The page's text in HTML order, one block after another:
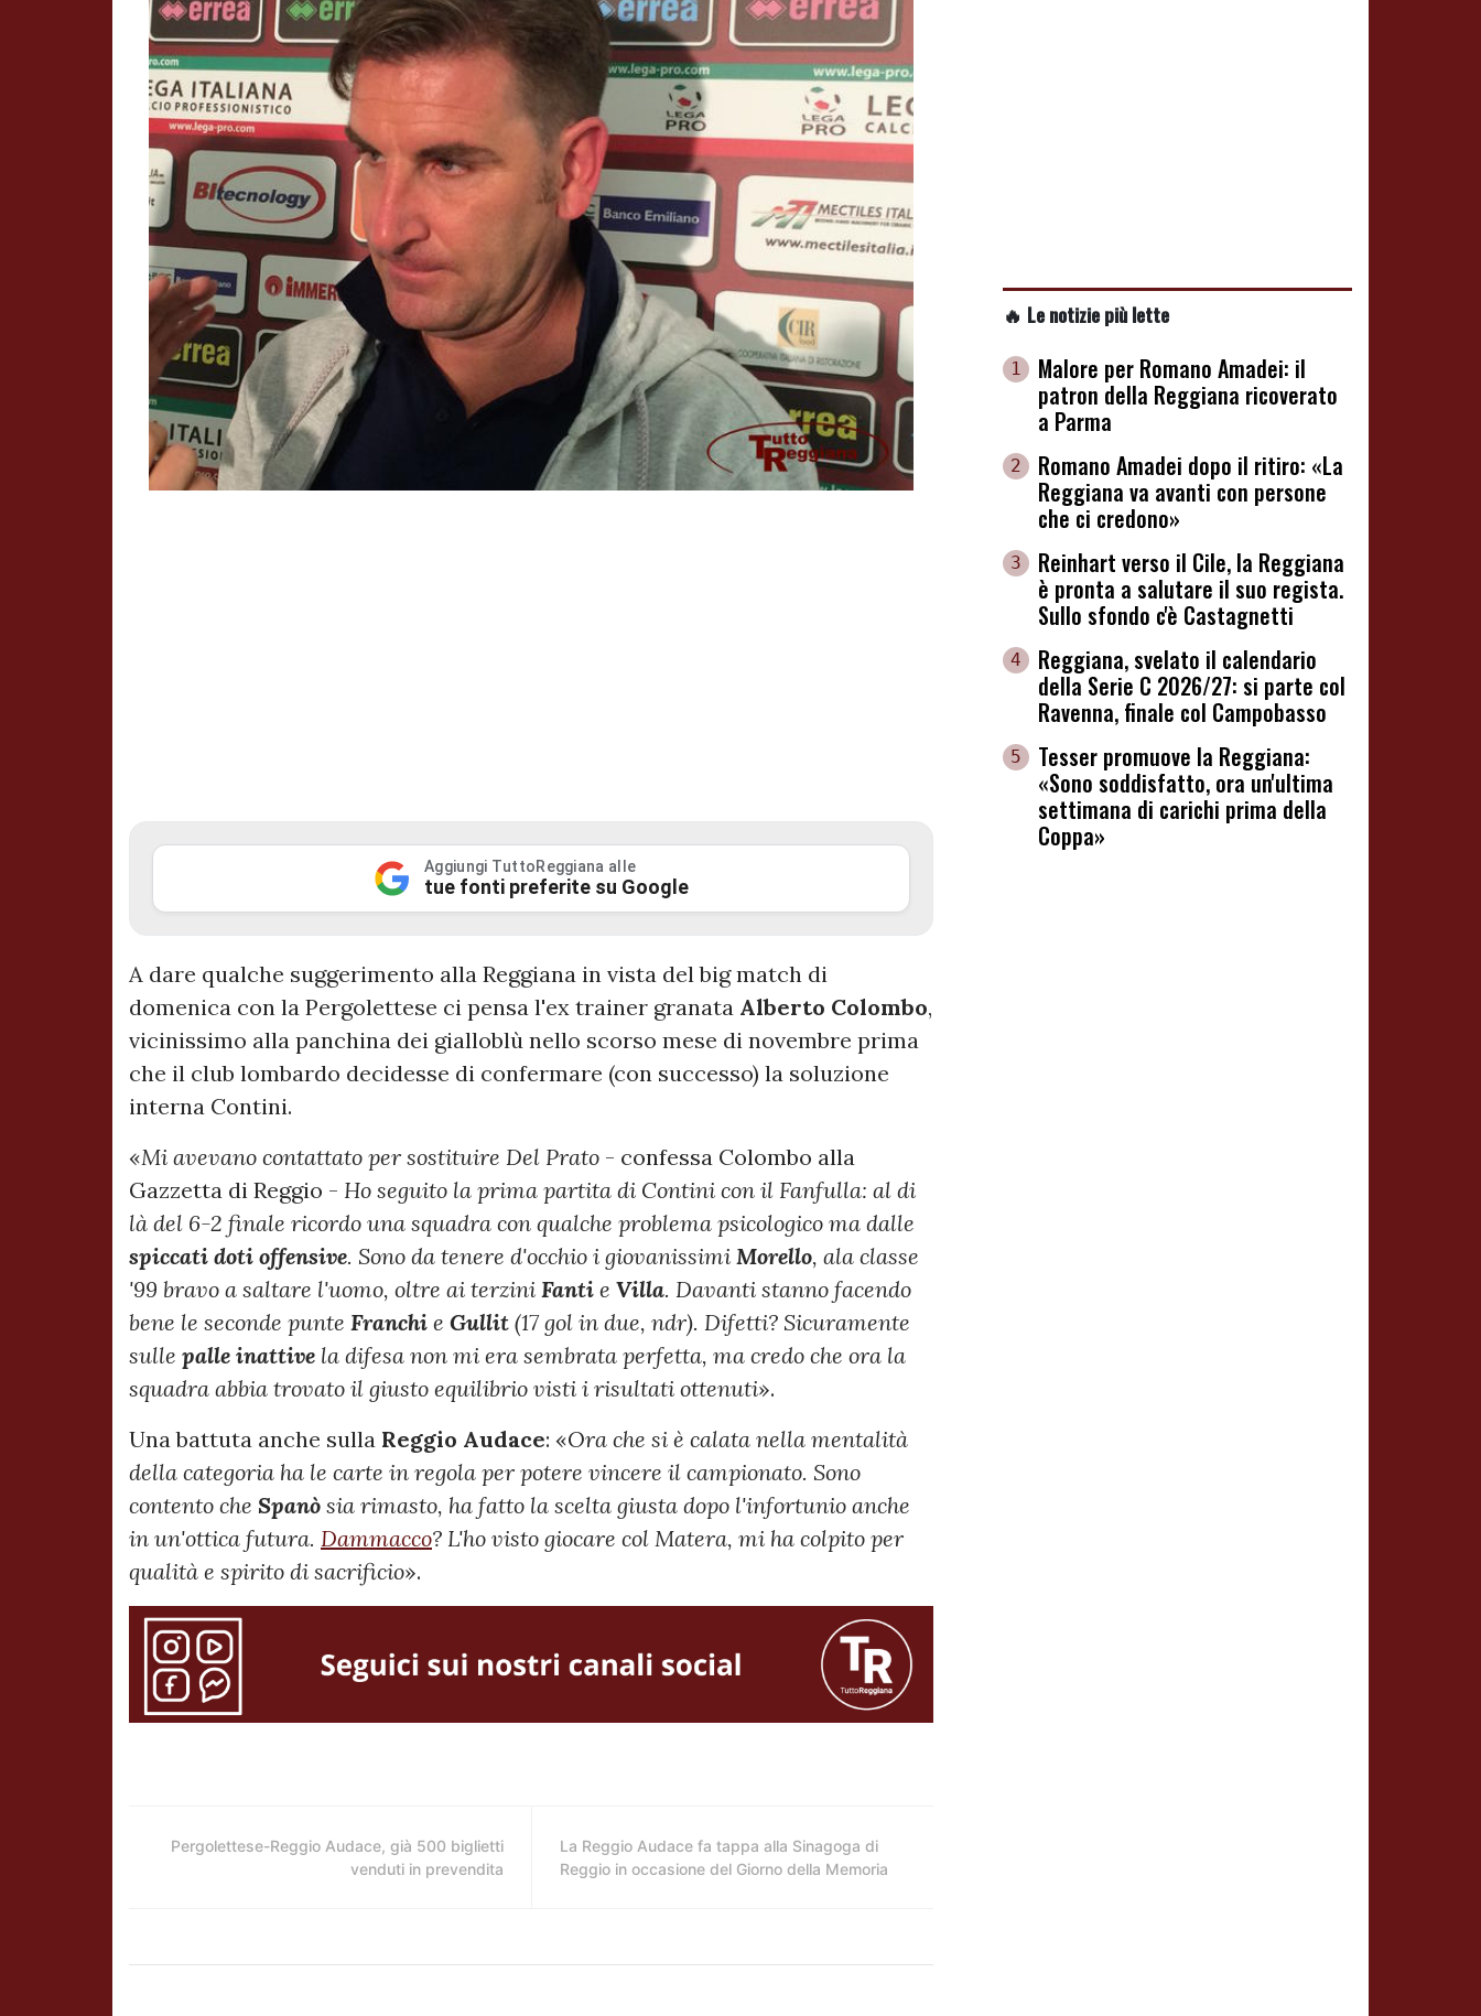
Aggiungi TuttoReggiana alle
tue fonti preferite su Google
A dare qualche suggerimento alla Reggiana in vista del big match di
domenica con la Pergolettese ci pensa l'ex trainer granata Alberto Colombo,
vicinissimo alla panchina dei gialloblù nello scorso mese di novembre prima
che il club lombardo decidesse di confermare (con successo) la soluzione
interna Contini.
«Mi avevano contattato per sostituire Del Prato - confessa Colombo alla
Gazzetta di Reggio - Ho seguito la prima partita di Contini con il Fanfulla: al di
là del 6-2 finale ricordo una squadra con qualche problema psicologico ma dalle
spiccati doti offensive. Sono da tenere d'occhio i giovanissimi Morello, ala classe
'99 bravo a saltare l'uomo, oltre ai terzini Fanti e Villa. Davanti stanno facendo
bene le seconde punte Franchi e Gullit (17 gol in due, ndr). Difetti? Sicuramente
sulle palle inattive la difesa non mi era sembrata perfetta, ma credo che ora la
squadra abbia trovato il giusto equilibrio visti i risultati ottenuti».
Una battuta anche sulla Reggio Audace: «Ora che si è calata nella mentalità
della categoria ha le carte in regola per potere vincere il campionato. Sono
contento che Spanò sia rimasto, ha fatto la scelta giusta dopo l'infortunio anche
in un'ottica futura. Dammacco? L'ho visto giocare col Matera, mi ha colpito per
qualità e spirito di sacrificio».
Pergolettese-Reggio Audace, già 500 biglietti
venduti in prevendita
La Reggio Audace fa tappa alla Sinagoga di
Reggio in occasione del Giorno della Memoria
🔥 Le notizie più lette
1
Malore per Romano Amadei: il
patron della Reggiana ricoverato
a Parma
2
Romano Amadei dopo il ritiro: «La
Reggiana va avanti con persone
che ci credono»
3
Reinhart verso il Cile, la Reggiana
è pronta a salutare il suo regista.
Sullo sfondo c'è Castagnetti
4
Reggiana, svelato il calendario
della Serie C 2026/27: si parte col
Ravenna, finale col Campobasso
5
Tesser promuove la Reggiana:
«Sono soddisfatto, ora un'ultima
settimana di carichi prima della
Coppa»